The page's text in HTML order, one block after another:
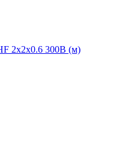
2х2х0.6 300В (м)